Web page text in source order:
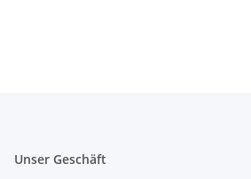
Unser Geschäft